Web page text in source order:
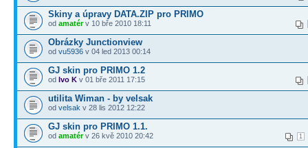
Skiny a úpravy DATA.ZIP pro PRIMO
od amatérv 10 bře 2010 18:11
Obrázky Junctionview
od vu5936 v 04 led 2013 00:14
GJ skin pro PRIMO 1.2
od Ivo K v 01 bře 2011 17:15
utilita Wiman - by velsak
od velsak v 28 lis 2012 12:22
GJ skin pro PRIMO 1.1.
1
od amatérv 26 kvě 2010 20:42